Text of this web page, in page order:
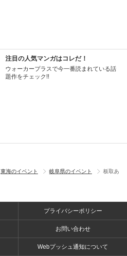
注目の人気マンガはコレだ！
ウォーカープラスで今一番読まれている話
題作をチェック!!
東海のイベント 岐阜県のイベント
板取あ
プライバシーポリシー
お問い合わせ
Webプッシュ通知について